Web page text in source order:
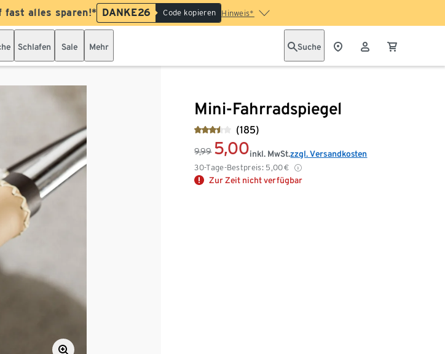
fast alles sparen!* DANKE26 Code kopieren Hinweis*
Schlafen Sale Mehr Suche
Mini-Fahrradspiegel
(185)
9,99 5,00
30-Tage-Bestpreis: 5,00€
inkl. MwSt.zzgl. Versandkosten
Zur Zeit nicht verfügbar